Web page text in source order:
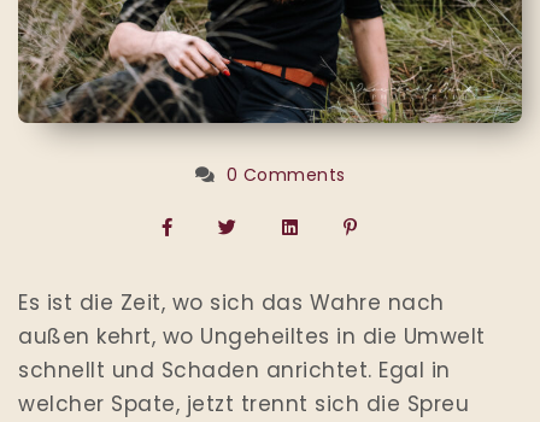
0 Comments
Es ist die Zeit, wo sich das Wahre nach
außen kehrt, wo Ungeheiltes in die Umwelt
schnellt und Schaden anrichtet. Egal in
welcher Spate, jetzt trennt sich die Spreu